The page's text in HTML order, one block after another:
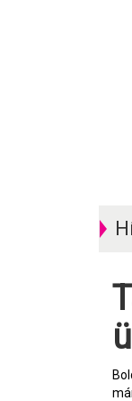
Táncszínházi bemutató a nemzeti